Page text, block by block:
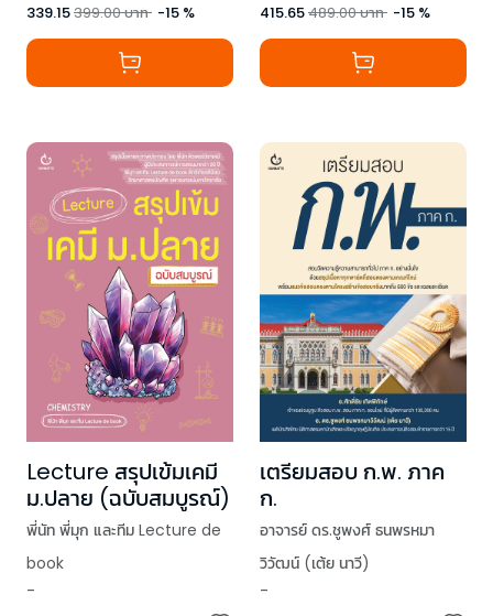
339.15399.00บาท -15 % 415.65489.00บาท -15 %
Lecture สรุปเข้มเคมี
ม.ปลาย (ฉบับสมบูรณ์)
พี่นัท พี่มุก และทีม Lecture de
book
-
เตรียมสอบ ก.พ. ภาค
ก.
อาจารย์ ดร.ชูพงศ์ ธนพรหมา
วิวัฒน์ (เต้ย นาวี)
,
-